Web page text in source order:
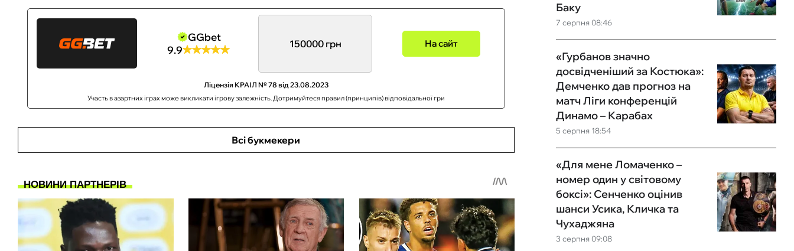
GGbet
9.9
150000 грн На сайт
Ліцензія КРАІЛ № 78 від 23.08.2023
Участь в азартних іграх може викликати ігрову залежність. Дотримуйтеся правил (принципів) відповідальної гри
Всі букмекери
7 серпня 08:46
Баку
5 серпня 18:54
«Гурбанов значно
досвідченіший за Костюка»:
Демченко дав прогноз на
матч Ліги конференцій
Динамо – Карабах
3 серпня 09:08
«Для мене Ломаченко –
номер один у світовому
боксі»: Сенченко оцінив
шанси Усика, Кличка та
Чухаджяна